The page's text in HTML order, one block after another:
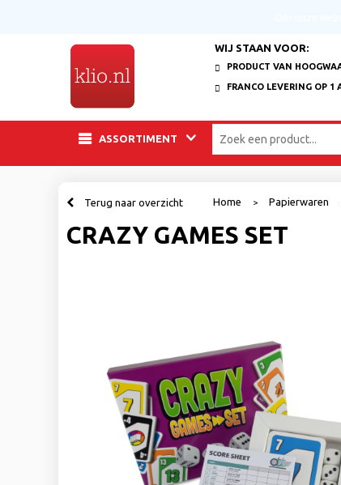
WIJ STAAN VOOR:
PRODUCT VAN
FRANCO LEVERING OP 1
ASSORTIMENT
Terug naar overzicht Home > Papierwaren
CRAZY GAMES SET